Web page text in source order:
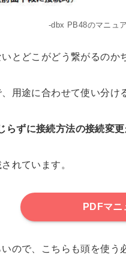
-dbx PB48のマニュ
とどこがどう繋がるのか
用途に合わせて使い分け
らずに接続方法の接続変
れています。
PDFマニ
ので、こちらも頭を使う